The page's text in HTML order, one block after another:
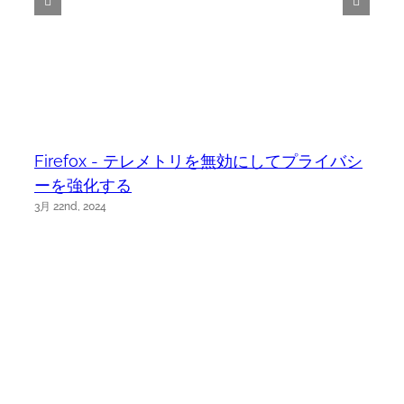
Firefox - テレメトリを無効にしてプライバシ
ーを強化する
3月 22nd, 2024